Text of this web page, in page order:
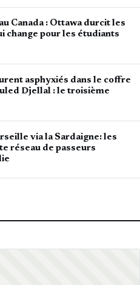
Canada : Ottawa durcit les
change pour les étudiants
asphyxiés dans le coffre
Djellal : le troisième
via la Sardaigne: les
réseau de passeurs